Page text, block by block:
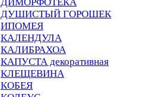
ДУШИСТЫЙ ГОРОШЕК
ИПОМЕЯ
КАЛЕНДУЛА
КАЛИБРАХОА
КАПУСТА декоративная
КЛЕЩЕВИНА
КОБЕЯ